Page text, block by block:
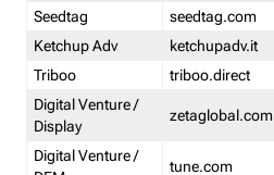
Seedtag
seedtag.com
Ketchup Adv
ketchupadv.it
Triboo
triboo.direct
Digital Venture /
Display
zetaglobal.com
Digital Venture /
tune.com